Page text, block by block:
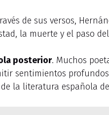
de sus versos,
la muerte y el paso
posterior. Muchos
sentimientos
la literatura española